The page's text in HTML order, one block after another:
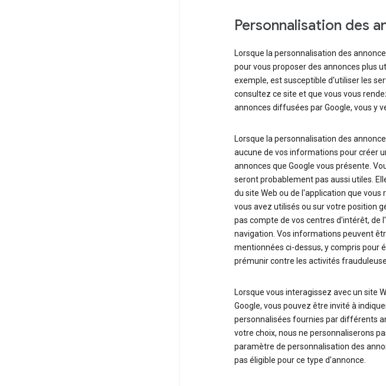
Personnalisation des
Lorsque la personnalisation des
pour vous proposer des annonces plus
exemple, est susceptible d'utiliser les
consultez ce site et que vous vous
annonces diffusées par Google, vous y
Lorsque la personnalisation des
aucune de vos informations pour créer
annonces que Google vous présente.
seront probablement pas aussi utiles.
du site Web ou de l'application que
vous avez utilisés ou sur votre position
pas compte de vos centres d'intérêt, de
navigation. Vos informations peuvent
mentionnées ci-dessus, y compris pour
prémunir contre les activités
Lorsque vous interagissez avec un site
Google, vous pouvez être invité à
personnalisées fournies par différents
votre choix, nous ne personnaliserons
paramètre de personnalisation des
pas éligible pour ce type d'annonce.